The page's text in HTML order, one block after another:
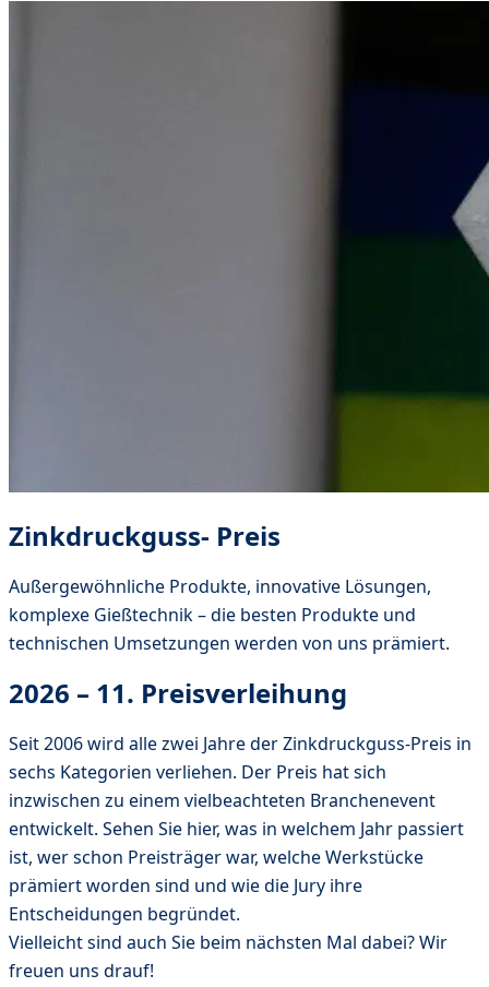
Zinkdruckguss- Preis
Außergewöhnliche Produkte, innovative Lösungen,
komplexe Gießtechnik – die besten Produkte und
technischen Umsetzungen werden von uns prämiert.
2026 – 11. Preisverleihung
Seit 2006 wird alle zwei Jahre der Zinkdruckguss-Preis in
sechs Kategorien verliehen. Der Preis hat sich
inzwischen zu einem vielbeachteten Branchenevent
entwickelt. Sehen Sie hier, was in welchem Jahr passiert
ist, wer schon Preisträger war, welche Werkstücke
prämiert worden sind und wie die Jury ihre
Entscheidungen begründet.
Vielleicht sind auch Sie beim nächsten Mal dabei? Wir
freuen uns drauf!